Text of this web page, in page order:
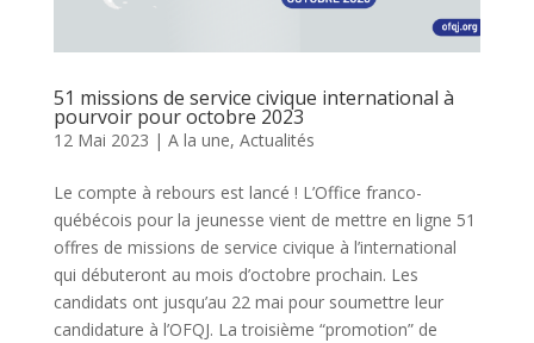
51 missions de service civique international à
pourvoir pour octobre 2023
12 Mai 2023 | A la une, Actualités
Le compte à rebours est lancé ! L’Office franco-
québécois pour la jeunesse vient de mettre en ligne 51
offres de missions de service civique à l’international
qui débuteront au mois d’octobre prochain. Les
candidats ont jusqu’au 22 mai pour soumettre leur
candidature à l’OFQJ. La troisième “promotion” de